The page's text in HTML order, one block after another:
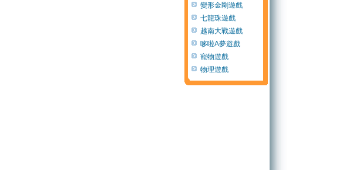
變形金剛遊戲
七龍珠遊戲
越南大戰遊戲
哆啦A夢遊戲
寵物遊戲
物理遊戲